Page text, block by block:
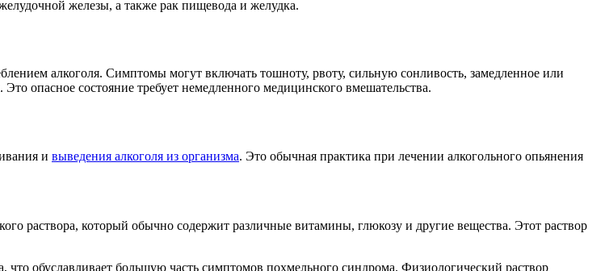
железы, а также рак пищевода и желудка.
алкоголя. Симптомы могут включать тошноту, рвоту, сильную сонливость, замедленное или
опасное состояние требует немедленного медицинского вмешательства.
и выведения алкоголя из организма. Это обычная практика при лечении алкогольного опьянения
раствора, который обычно содержит различные витамины, глюкозу и другие вещества. Этот раствор
что обуславливает большую часть симптомов похмельного синдрома. Физиологический раствор